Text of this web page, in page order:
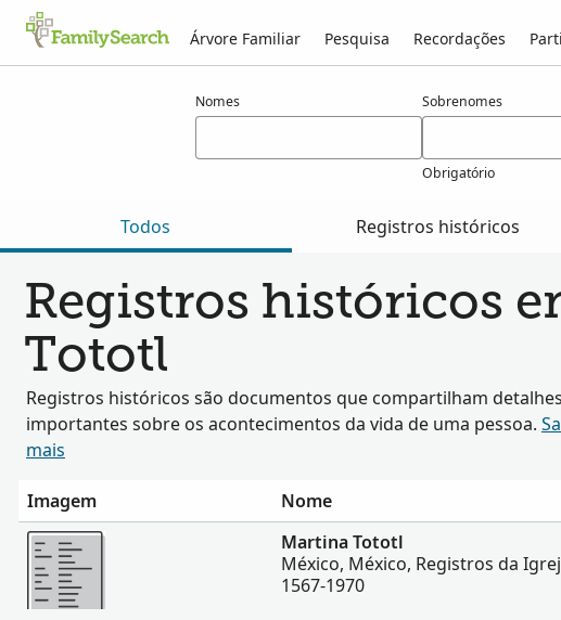
Árvore Familiar Pesquisa Recordações
Nomes Sobrenomes
Obrigatório
Todos Registros históricos
Registros históricos
Tototl
Registros históricos são documentos que compartilham detalhes
importantes sobre os acontecimentos da vida de uma pessoa.
mais
Imagem Nome
Mais
Martina Tototl
México, México, Registros da
1567-1970